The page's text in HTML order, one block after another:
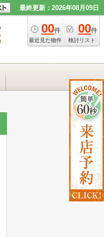
最終更新：2026年08月09日
00件
最近見た物件
00件
検討リスト